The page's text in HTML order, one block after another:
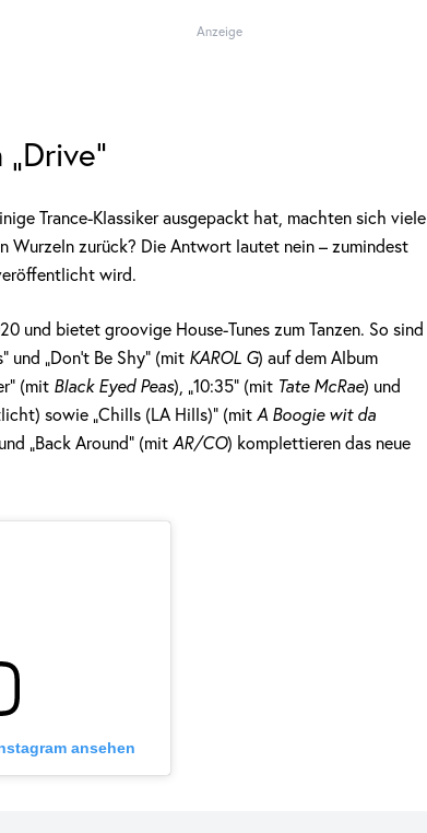
Anzeige
Trance-Klassiker ausgepackt hat, machten sich viele
Wurzeln zurück? Die Antwort lautet nein – zumindest
wird.
und bietet groovige House-Tunes zum Tanzen. So sind
und „Don’t Be Shy“ (mit KAROL G) auf dem Album
(mit Black Eyed Peas), „10:35“ (mit Tate McRae) und
sowie „Chills (LA Hills)“ (mit A Boogie wit da
„Back Around“ (mit AR/CO) komplettieren das neue
ansehen